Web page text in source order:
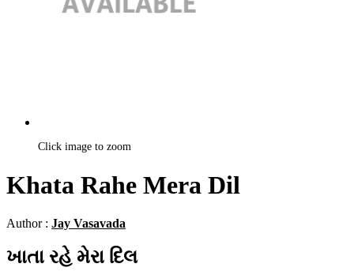
Click image to zoom
Khata Rahe Mera Dil
Author : Jay Vasavada
ખાતા રહે મેરા દિલ